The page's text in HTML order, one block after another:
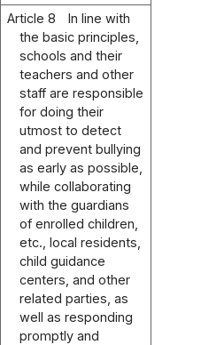
Article 8
In line with
the basic principles,
schools and their
teachers and other
staff are responsible
for doing their
utmost to detect
and prevent bullying
as early as possible,
while collaborating
with the guardians
of enrolled children,
etc., local residents,
child guidance
centers, and other
related parties, as
well as responding
promptly and